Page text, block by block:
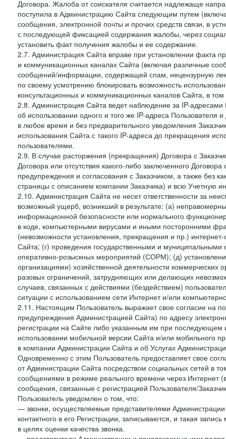
Договора. Жалоба от соискателя считается надлежаще
поступила в Администрацию Сайта следующим путем
сообщения, электронной почты и прочих средств связи, в
с последующей фиксацией содержания жалобы, через
установить факт получения жалобы и ее содержание.
2.7. Администрация Сайта вправе при установлении факта
и коммуникационных каналах Сайта (включая различные
сообщений/информации, содержащей спам, нецензурную
по своему усмотрению блокировать возможность
консультационных и коммуникационных каналов Сайта, в
2.8. Администрация Сайта ведет наблюдение за IP-
об использовании одного и того же IP-адреса Пользователя
в любое время и без предварительного уведомления
использования Сайта с такого IP-адреса до прекращения
пользователями.
2.9. В случае расторжения (прекращения) Договора с
Договора или отсутствия какого-либо заключенного
предупреждения и согласования с Заказчиком, а также без
страницы с описанием компании Заказчика) и всю Учетную
2.10. Администрация Сайта не несет ответственности за
возможный ущерб, возникший в результате: (а)
информационной безопасности или нормального
в коде, компьютерными вирусами и иными посторонними
(невозможности установления, прекращения и пр.)
Сайта; (г) проведения государственными и
оперативно-розыскных мероприятий (СОРМ); (д)
организациями) хозяйственной деятельности коммерческих
разовых ограничений, затрудняющих или делающих
случаев, связанных с действиями (бездействием)
ситуации с использованием сети Интернет и/или
2.11. Настоящим Пользователь выражает свое согласие на
предупреждения Администрацией Сайта) по адресу
регистрации на Сайте либо указанным им при
использовании мобильной версии Сайта и/или мобильного
в компании Администрации Сайта и об Услугах
Одновременно с этим Пользователь предоставляет свое
от Администрации Сайта посредством социальных сетей в
сообщениями в режиме реального времени через Интернет
сообщения, связанные с регистрацией Пользователя/
Пользователь уведомлен о том, что:
— звонки, осуществляемые представителями
контактного в его Регистрации, записываются, и такая
в целях оценки качества звонка.